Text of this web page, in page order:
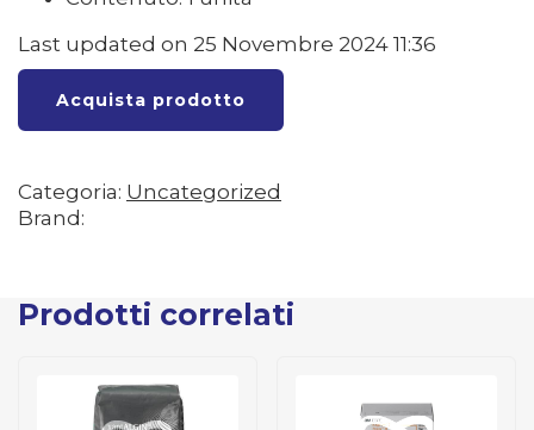
Last updated on 25 Novembre 2024 11:36
Acquista prodotto
Categoria: Uncategorized
Brand:
Prodotti correlati